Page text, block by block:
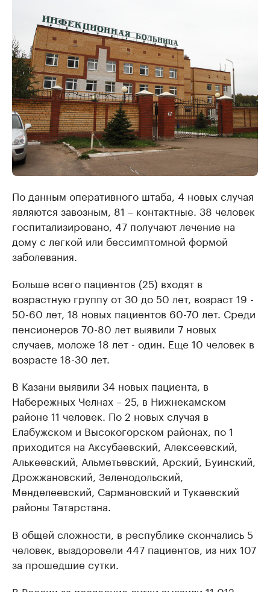
По данным оперативного штаба, 4 новых случая
являются завозным, 81 – контактные. 38 человек
госпитализировано, 47 получают лечение на
дому с легкой или бессимптомной формой
заболевания.
Больше всего пациентов (25) входят в
возрастную группу от 30 до 50 лет, возраст 19 -
50-60 лет, 18 новых пациентов 60-70 лет. Среди
пенсионеров 70-80 лет выявили 7 новых
случаев, моложе 18 лет - один. Еще 10 человек в
возрасте 18-30 лет.
В Казани выявили 34 новых пациента, в
Набережных Челнах – 25, в Нижнекамском
районе 11 человек. По 2 новых случая в
Елабужском и Высокогорском районах, по 1
приходится на Аксубаевский, Алексеевский,
Алькеевский, Альметьевский, Арский, Буинский,
Дрожжановский, Зеленодольский,
Менделеевский, Сармановский и Тукаевский
районы Татарстана.
В общей сложности, в республике скончались 5
человек, выздоровели 447 пациентов, из них 107
за прошедшие сутки.